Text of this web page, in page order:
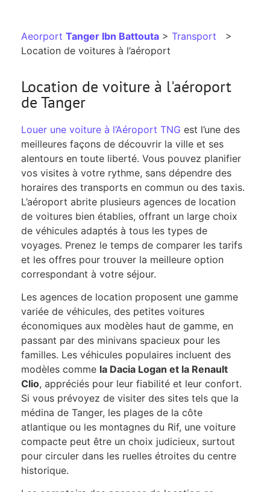
Aeorport Tanger Ibn Battouta > Transport >
Location de voitures à l’aéroport
Location de voiture à l'aéroport
de Tanger
Louer une voiture à l’Aéroport TNG est l’une des
meilleures façons de découvrir la ville et ses
alentours en toute liberté. Vous pouvez planifier
vos visites à votre rythme, sans dépendre des
horaires des transports en commun ou des taxis.
L’aéroport abrite plusieurs agences de location
de voitures bien établies, offrant un large choix
de véhicules adaptés à tous les types de
voyages. Prenez le temps de comparer les tarifs
et les offres pour trouver la meilleure option
correspondant à votre séjour.
Les agences de location proposent une gamme
variée de véhicules, des petites voitures
économiques aux modèles haut de gamme, en
passant par des minivans spacieux pour les
familles. Les véhicules populaires incluent des
modèles comme la Dacia Logan et la Renault
Clio, appréciés pour leur fiabilité et leur confort.
Si vous prévoyez de visiter des sites tels que la
médina de Tanger, les plages de la côte
atlantique ou les montagnes du Rif, une voiture
compacte peut être un choix judicieux, surtout
pour circuler dans les ruelles étroites du centre
historique.